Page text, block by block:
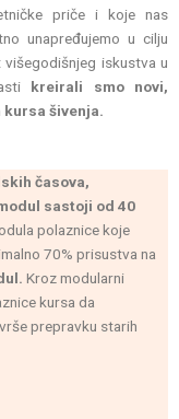
priče i koje nas
unapređujemo u cilju
iskustva u
kreirali smo novi,
šivenja.
časova,
sastoji od 40
polaznice koje
70% prisustva na
Kroz modularni
kursa da
prepravku starih